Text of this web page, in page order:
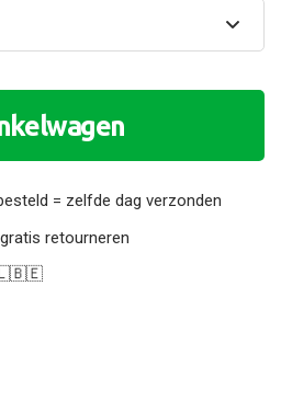
= zelfde dag verzonden
retourneren